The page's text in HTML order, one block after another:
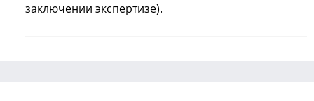
заключении экспертизе).